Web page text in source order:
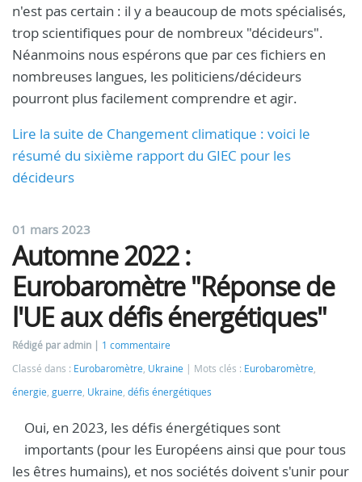
n'est pas certain : il y a beaucoup de mots spécialisés,
trop scientifiques pour de nombreux "décideurs".
Néanmoins nous espérons que par ces fichiers en
nombreuses langues, les politiciens/décideurs
pourront plus facilement comprendre et agir.
Lire la suite de Changement climatique : voici le
résumé du sixième rapport du GIEC pour les
décideurs
01 mars 2023
Automne 2022 :
Eurobaromètre "Réponse de
l'UE aux défis énergétiques"
Rédigé par admin
1 commentaire
Classé dans : Eurobaromètre, Ukraine Mots clés : Eurobaromètre,
énergie, guerre, Ukraine, défis énergétiques
Oui, en 2023, les défis énergétiques sont
importants (pour les Européens ainsi que pour tous
les êtres humains), et nos sociétés doivent s'unir pour